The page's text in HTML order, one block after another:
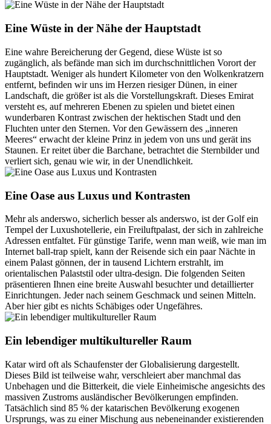
Eine Wüste in der Nähe der Hauptstadt
Eine wahre Bereicherung der Gegend, diese Wüste ist so
zugänglich, als befände man sich im durchschnittlichen Vorort der
Hauptstadt. Weniger als hundert Kilometer von den Wolkenkratzern
entfernt, befinden wir uns im Herzen riesiger Dünen, in einer
Landschaft, die größer ist als die Vorstellungskraft. Dieses Emirat
versteht es, auf mehreren Ebenen zu spielen und bietet einen
wunderbaren Kontrast zwischen der hektischen Stadt und den
Fluchten unter den Sternen. Vor den Gewässern des „inneren
Meeres“ erwacht der kleine Prinz in jedem von uns und gerät ins
Staunen. Er reitet über die Barchane, betrachtet die Sternbilder und
verliert sich, genau wie wir, in der Unendlichkeit.
Eine Oase aus Luxus und Kontrasten
Mehr als anderswo, sicherlich besser als anderswo, ist der Golf ein
Tempel der Luxushotellerie, ein Freiluftpalast, der sich in zahlreiche
Adressen entfaltet. Für günstige Tarife, wenn man weiß, wie man im
Internet ball-trap spielt, kann der Reisende sich ein paar Nächte in
einem Palast gönnen, der in tausend Lichtern erstrahlt, im
orientalischen Palaststil oder ultra-design. Die folgenden Seiten
präsentieren Ihnen eine breite Auswahl besuchter und detaillierter
Einrichtungen. Jeder nach seinem Geschmack und seinen Mitteln.
Aber hier gibt es nichts Schäbiges oder Ungefähres.
Ein lebendiger multikultureller Raum
Katar wird oft als Schaufenster der Globalisierung dargestellt.
Dieses Bild ist teilweise wahr, verschleiert aber manchmal das
Unbehagen und die Bitterkeit, die viele Einheimische angesichts des
massiven Zustroms ausländischer Bevölkerungen empfinden.
Tatsächlich sind 85 % der katarischen Bevölkerung exogenen
Ursprungs, was zu einer Mischung aus nebeneinander existierenden